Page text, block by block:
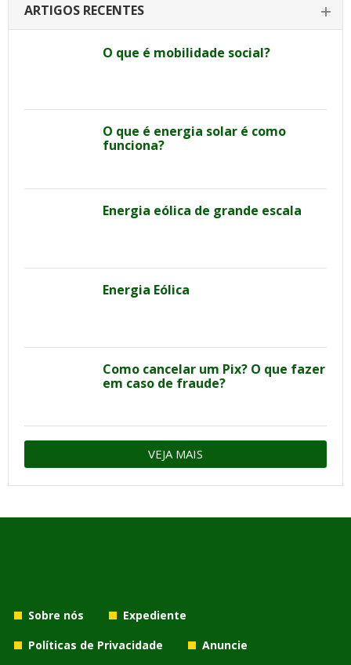
ARTIGOS RECENTES
O que é mobilidade social?
O que é energia solar é como
funciona?
Energia eólica de grande escala
Energia Eólica
Como cancelar um Pix? O que fazer
em caso de fraude?
VEJA MAIS
Sobre nós
Expediente
Políticas de Privacidade
Anuncie